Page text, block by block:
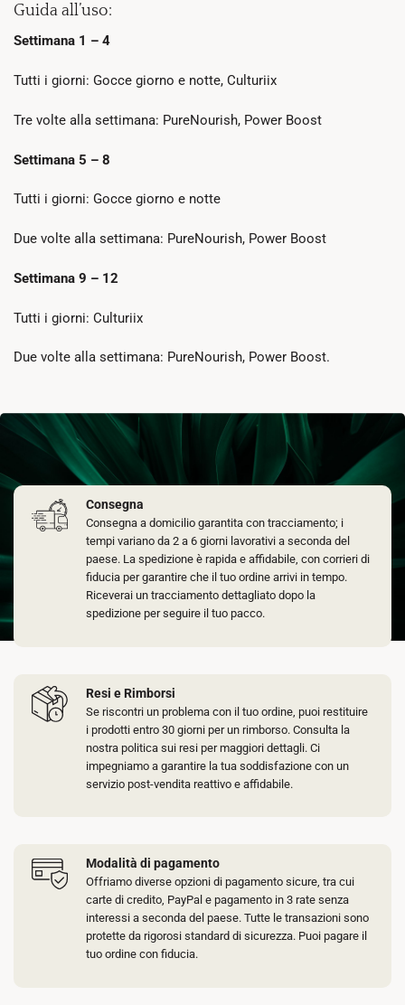
Guida all’uso:
Settimana 1 – 4
Tutti i giorni: Gocce giorno e notte, Culturiix
Tre volte alla settimana: PureNourish, Power Boost
Settimana 5 – 8
Tutti i giorni: Gocce giorno e notte
Due volte alla settimana: PureNourish, Power Boost
Settimana 9 – 12
Tutti i giorni: Culturiix
Due volte alla settimana: PureNourish, Power Boost.
Consegna
Consegna a domicilio garantita con tracciamento; i
tempi variano da 2 a 6 giorni lavorativi a seconda del
paese. La spedizione è rapida e affidabile, con corrieri di
fiducia per garantire che il tuo ordine arrivi in tempo.
Riceverai un tracciamento dettagliato dopo la
spedizione per seguire il tuo pacco.
Resi e Rimborsi
Se riscontri un problema con il tuo ordine, puoi restituire
i prodotti entro 30 giorni per un rimborso. Consulta la
nostra politica sui resi per maggiori dettagli. Ci
impegniamo a garantire la tua soddisfazione con un
servizio post-vendita reattivo e affidabile.
Modalità di pagamento
Offriamo diverse opzioni di pagamento sicure, tra cui
carte di credito, PayPal e pagamento in 3 rate senza
interessi a seconda del paese. Tutte le transazioni sono
protette da rigorosi standard di sicurezza. Puoi pagare il
tuo ordine con fiducia.